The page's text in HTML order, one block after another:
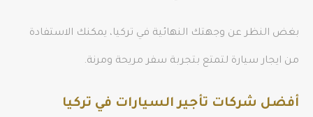
بغض النظر عن وجهتك النهائية في تركيا، يمكنك الاستفادة
من ايجار سيارة لتمتع بتجربة سفر مريحة ومرنة.
أفضل شركات تأجير السيارات في تركيا